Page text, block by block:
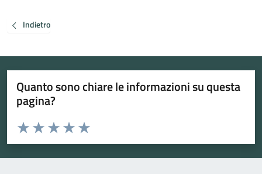
Indietro
Quanto sono chiare le informazioni su questa
pagina?
Valuta da 1 a 5 stelle la pagina
Valuta 5 stelle su 5
Valuta 4 stelle su 5
Valuta 3 stelle su 5
Valuta 2 stelle su 5
Valuta 1 stelle su 5